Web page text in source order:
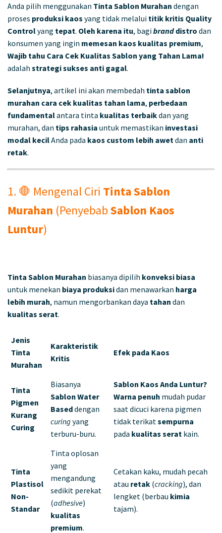
Anda pilih menggunakan Tinta Sablon Murahan dengan
proses produksi kaos yang tidak melalui titik kritis Quality
Controlyang tepat. Oleh karena itu, bagibranddistro dan
konsumen yang ingin memesan kaos kualitas premium,
Wajib tahu Cara Cek Kualitas Sablon yang Tahan Lama!
adalah strategi sukses anti gagal.
Selanjutnya, artikel ini akan membedah tinta sablon
murahan cara cek kualitas tahan lama, perbedaan
fundamentalantara tinta kualitas terbaikdan yang
murahan, dan tips rahasia untuk memastikan investasi
modal kecilAnda pada kaos custom lebih awet dan anti
retak.
1. 🛑 Mengenal Ciri Tinta Sablon
Murahan (PenyebabSablon Kaos
Luntur)
Tinta Sablon Murahan biasanya dipilih konveksi biasa
untuk menekan biaya produksidan menawarkan harga
lebih murah, namun mengorbankan daya tahan dan
kualitas serat.
Jenis
Tinta
Murahan
Karakteristik
Kritis
Efek pada Kaos
Tinta
Pigmen
Kurang
Curing
Biasanya
Sablon Water
Baseddengan
curing yang
terburu-buru.
Sablon Kaos Anda Luntur?
Warna penuh mudah pudar
saat dicuci karena pigmen
tidak terikat sempurna
pada kualitas serat kain.
Tinta
Plastisol
Non-
Standar
Tinta oplosan
yang
mengandung
sedikit perekat
(adhesive)
kualitas
premium.
Cetakan kaku, mudah pecah
atau retak (cracking), dan
lengket (berbau kimia
tajam).